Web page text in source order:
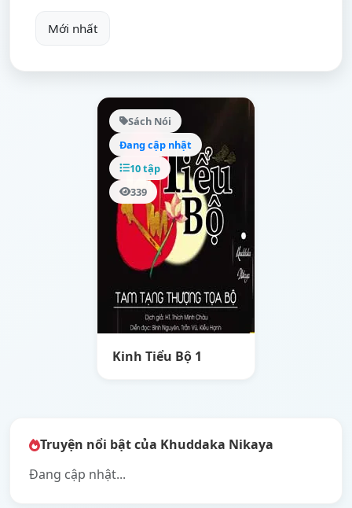
Sách Nói
Đang cập nhật
10 tập
339
Kinh Tiểu Bộ 1
Truyện nổi bật của Khuddaka Nikaya
Đang cập nhật...